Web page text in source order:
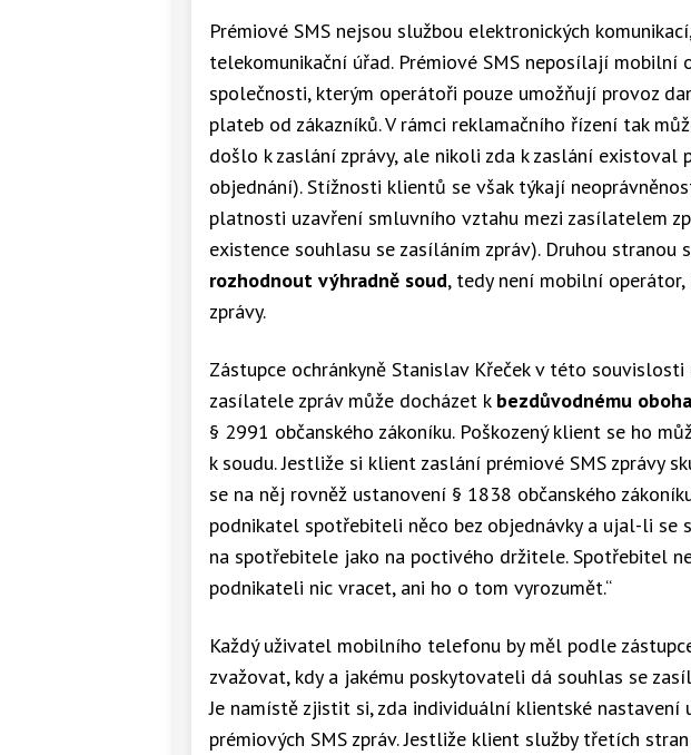
Prémiové SMS nejsou službou elektronických
telekomunikační úřad. Prémiové SMS neposílají mobilní
společnosti, kterým operátoři pouze umožňují provoz
plateb od zákazníků. V rámci reklamačního řízení tak
došlo k zaslání zprávy, ale nikoli zda k zaslání existoval
objednání). Stížnosti klientů se však týkají
platnosti uzavření smluvního vztahu mezi zasílatelem
existence souhlasu se zasíláním zpráv). Druhou stranou
rozhodnout výhradně soud, tedy není mobilní
zprávy.
Zástupce ochránkyně Stanislav Křeček v této
zasílatele zpráv může docházet k bezdůvodnému
§ 2991 občanského zákoníku. Poškozený klient se ho
k soudu. Jestliže si klient zaslání prémiové SMS zprávy
se na něj rovněž ustanovení § 1838 občanského
podnikatel spotřebiteli něco bez objednávky a ujal-li se
na spotřebitele jako na poctivého držitele. Spotřebitel
podnikateli nic vracet, ani ho o tom vyrozumět.“
Každý uživatel mobilního telefonu by měl podle
zvažovat, kdy a jakému poskytovateli dá souhlas se
Je namístě zjistit si, zda individuální klientské nastavení
prémiových SMS zpráv. Jestliže klient služby třetích